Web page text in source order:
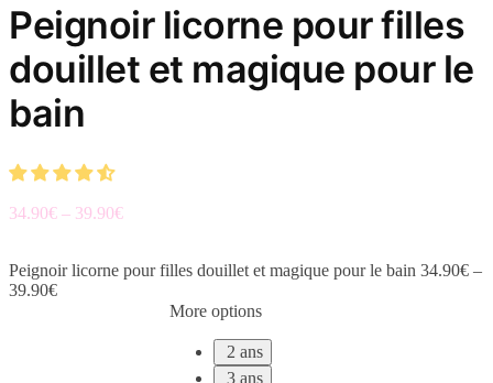
Peignoir licorne pour filles
douillet et magique pour le
bain
34.90€ – 39.90€
Peignoir licorne pour filles douillet et magique pour le bain 34.90€ –
39.90€
More options
2 ans
3 ans